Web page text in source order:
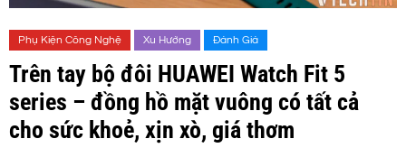
Phụ Kiện Công Nghệ Xu Hướng Đánh Giá
Trên tay bộ đôi HUAWEI Watch Fit 5
series – đồng hồ mặt vuông có tất cả
cho sức khoẻ, xịn xò, giá thơm